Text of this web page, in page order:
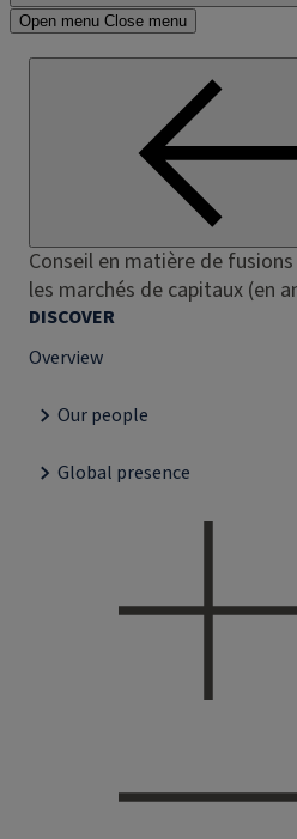
Open menu Close menu
Conseil en matière de
les marchés de capitaux (en
DISCOVER
Overview
Our people
Global presence